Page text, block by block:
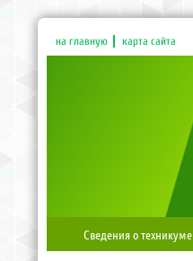
на главную карта сайта
Сведения о техникуме